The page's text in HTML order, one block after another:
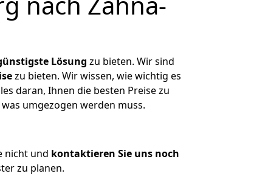
Lösung zu bieten. Wir sind
zu bieten. Wir wissen, wie wichtig es
daran, Ihnen die besten Preise zu
umgezogen werden muss.
nicht und kontaktieren Sie uns noch
zu planen.